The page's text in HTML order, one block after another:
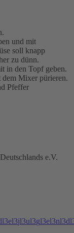
und mit
soll knapp
zu dünn.
in den Topf geben.
dem Mixer pürieren.
Pfeffer
e.V.
l3el3jl3ul3gl3el3nl3dl